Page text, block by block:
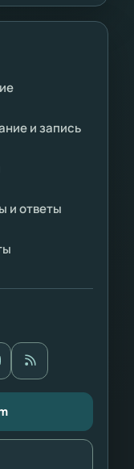
и запись
и ответы